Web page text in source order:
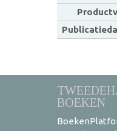
BOEKEN